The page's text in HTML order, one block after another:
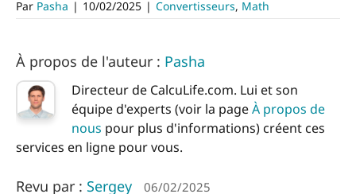
Par Pasha | 10/02/2025 | Convertisseurs, Math
À propos de l'auteur : Pasha
Directeur de CalcuLife.com. Lui et son
équipe d'experts (voir la pageÀ propos de
nous pour plus d'informations) créent ces
services en ligne pour vous.
Revu par : Sergey 06/02/2025